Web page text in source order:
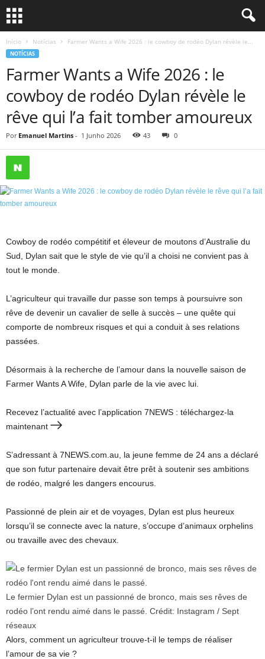
Início Notícias Farmer Wants a Wife 2026 : le cowboy de rodéo Dylan révèle le...
NOTÍCIAS
Farmer Wants a Wife 2026 : le
cowboy de rodéo Dylan révèle le
rêve qui l’a fait tomber amoureux
Por Emanuel Martins - 1 Junho 2026 43 0
Cowboy de rodéo compétitif et éleveur de moutons d’Australie du
Sud, Dylan sait que le style de vie qu’il a choisi ne convient pas à
tout le monde.
L’agriculteur qui travaille dur passe son temps à poursuivre son
rêve de devenir un cavalier de selle à succès – une quête qui
comporte de nombreux risques et qui a conduit à ses relations
passées.
Désormais à la recherche de l’amour dans la nouvelle saison de
Farmer Wants A Wife, Dylan parle de la vie avec lui.
Recevez l’actualité avec l’application 7NEWS : téléchargez-la
maintenant
S’adressant à 7NEWS.com.au, la jeune femme de 24 ans a déclaré
que son futur partenaire devait être prêt à soutenir ses ambitions
de rodéo, malgré les dangers encourus.
Passionné de plein air et de voyages, Dylan est plus heureux
lorsqu’il se connecte avec la nature, s’occupe d’animaux orphelins
ou travaille avec des chevaux.
Le fermier Dylan est un passionné de bronco, mais ses rêves de
rodéo l’ont rendu aimé dans le passé. Crédit: Instagram / Sept
réseaux
Alors, comment un agriculteur trouve-t-il le temps de réaliser
l’amour de sa vie ?